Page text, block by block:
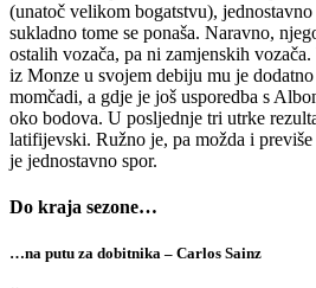
(unatoč velikom bogatstvu),
sukladno tome se ponaša. Naravno,
ostalih vozača, pa ni zamjenskih
iz Monze u svojem debiju mu je
momčadi, a gdje je još usporedba s
oko bodova. U posljednje tri utrke
latifijevski. Ružno je, pa možda i
je jednostavno spor.
Do kraja sezone…
…na putu za dobitnika – Carlos Sainz